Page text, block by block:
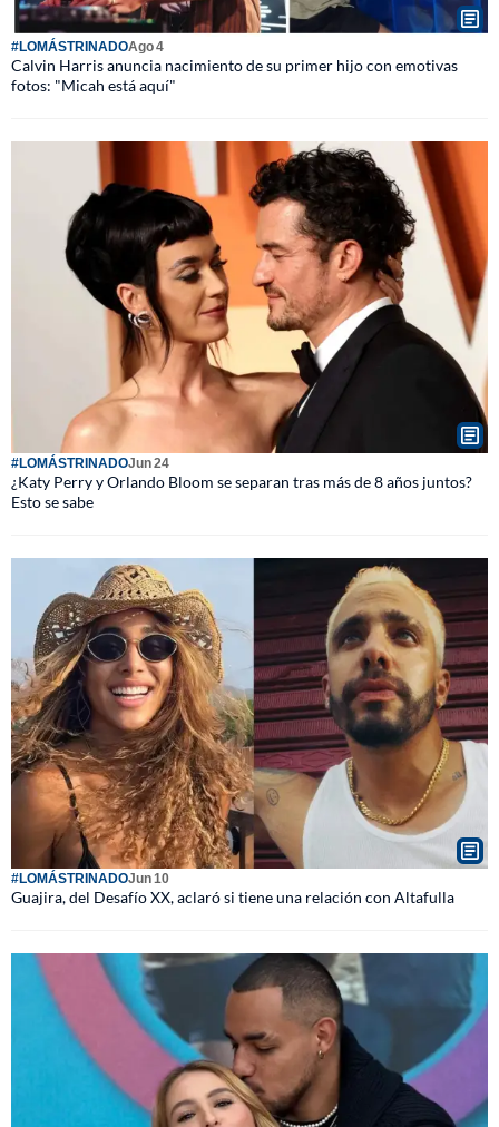
#LOMÁSTRINADOAgo 4
Calvin Harris anuncia nacimiento de su primer hijo con emotivas
fotos: "Micah está aquí"
#LOMÁSTRINADOJun 24
¿Katy Perry y Orlando Bloom se separan tras más de 8 años juntos?
Esto se sabe
#LOMÁSTRINADOJun 10
Guajira, del Desafío XX, aclaró si tiene una relación con Altafulla